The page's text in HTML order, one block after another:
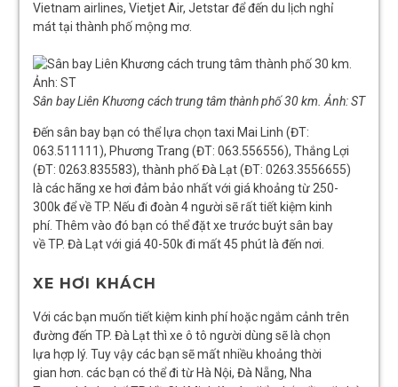
Vietnam airlines, Vietjet Air, Jetstar để đến du lịch nghỉ
mát tại thành phố mộng mơ.
Sân bay Liên Khương cách trung tâm thành phố 30 km. Ảnh: ST
Đến sân bay bạn có thể lựa chọn taxi Mai Linh (ĐT:
063.511111), Phương Trang (ĐT: 063.556556), Thắng Lợi
(ĐT: 0263.835583), thành phố Đà Lạt (ĐT: 0263.3556655)
là các hãng xe hơi đảm bảo nhất với giá khoảng từ 250-
300k để về TP. Nếu đi đoàn 4 người sẽ rất tiết kiệm kinh
phí. Thêm vào đó bạn có thể đặt xe trước buýt sân bay
về TP. Đà Lạt với giá 40-50k đi mất 45 phút là đến nơi.
XE HƠI KHÁCH
Với các bạn muốn tiết kiệm kinh phí hoặc ngắm cảnh trên
đường đến TP. Đà Lạt thì xe ô tô người dùng sẽ là chọn
lựa hợp lý. Tuy vậy các bạn sẽ mất nhiều khoảng thời
gian hơn. các bạn có thể đi từ Hà Nội, Đà Nẵng, Nha